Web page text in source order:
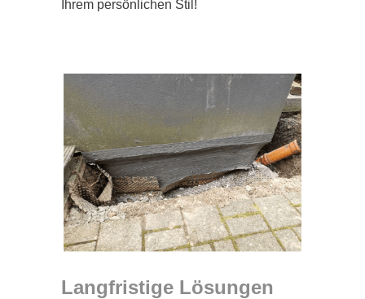
Ihrem persönlichen Stil!
Langfristige Lösungen